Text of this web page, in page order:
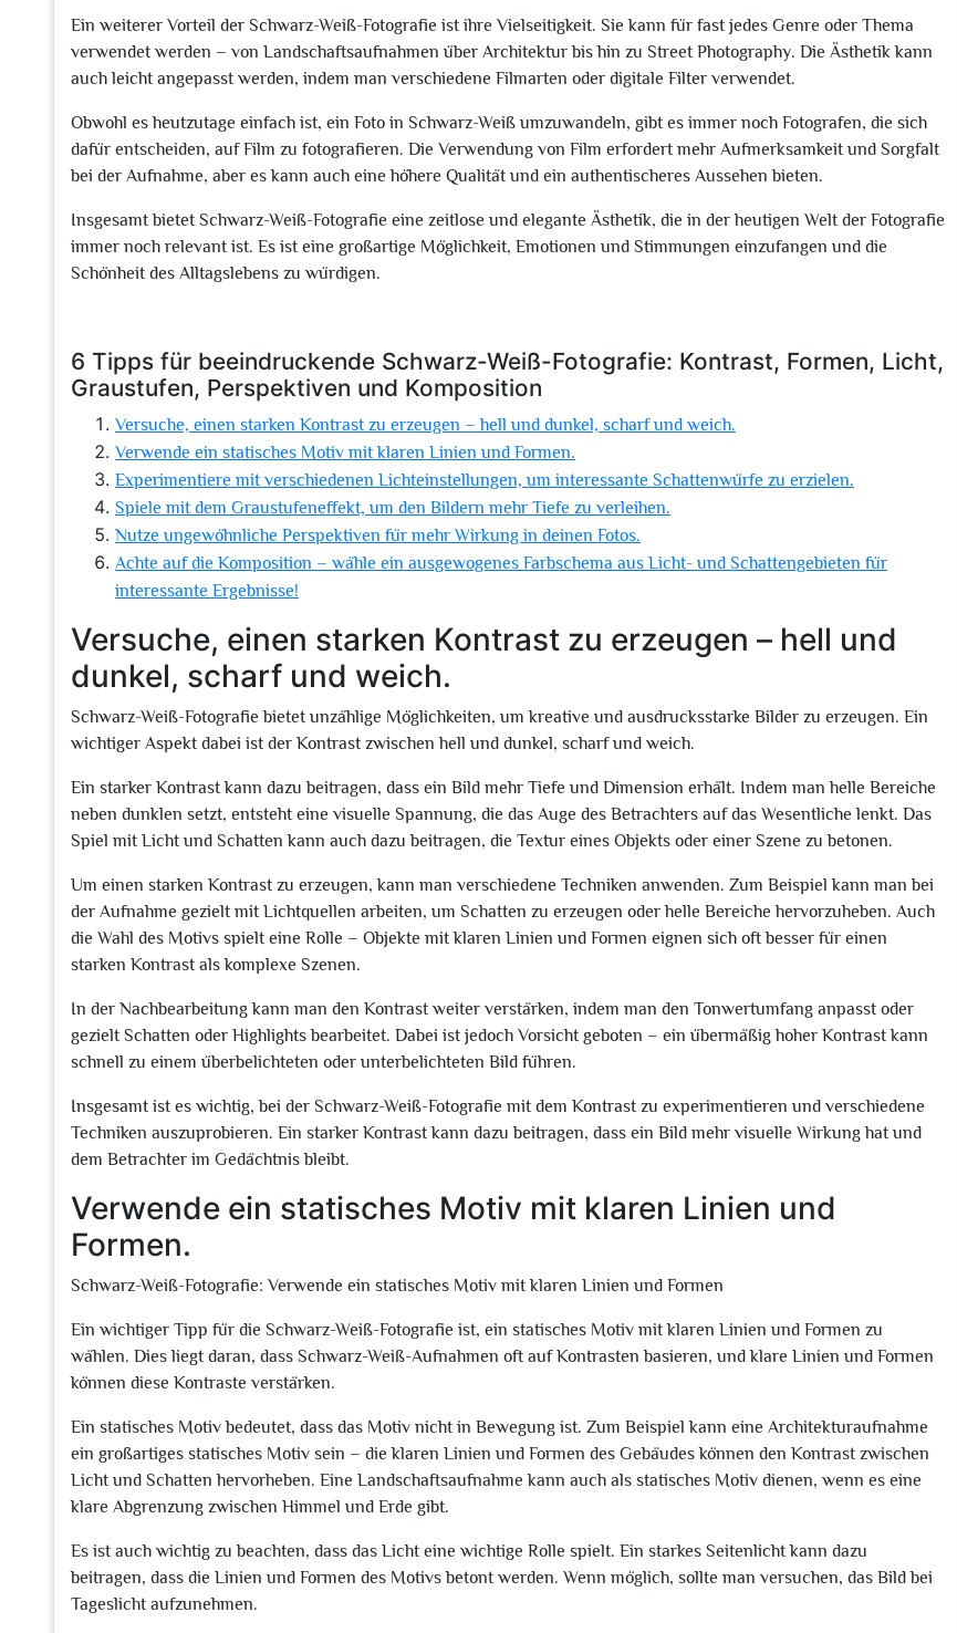
Ein weiterer Vorteil der Schwarz-Weiß-Fotografie ist ihre Vielseitigkeit. Sie kann für fast jedes Genre oder Thema
verwendet werden – von Landschaftsaufnahmen über Architektur bis hin zu Street Photography. Die Ästhetik kann
auch leicht angepasst werden, indem man verschiedene Filmarten oder digitale Filter verwendet.
Obwohl es heutzutage einfach ist, ein Foto in Schwarz-Weiß umzuwandeln, gibt es immer noch Fotografen, die sich
dafür entscheiden, auf Film zu fotografieren. Die Verwendung von Film erfordert mehr Aufmerksamkeit und Sorgfalt
bei der Aufnahme, aber es kann auch eine höhere Qualität und ein authentischeres Aussehen bieten.
Insgesamt bietet Schwarz-Weiß-Fotografie eine zeitlose und elegante Ästhetik, die in der heutigen Welt der Fotografie
immer noch relevant ist. Es ist eine großartige Möglichkeit, Emotionen und Stimmungen einzufangen und die
Schönheit des Alltagslebens zu würdigen.
6 Tipps für beeindruckende Schwarz-Weiß-Fotografie: Kontrast, Formen, Licht,
Graustufen, Perspektiven und Komposition
Versuche, einen starken Kontrast zu erzeugen – hell und dunkel, scharf und weich.
Verwende ein statisches Motiv mit klaren Linien und Formen.
Experimentiere mit verschiedenen Lichteinstellungen, um interessante Schattenwürfe zu erzielen.
Spiele mit dem Graustufeneffekt, um den Bildern mehr Tiefe zu verleihen.
Nutze ungewöhnliche Perspektiven für mehr Wirkung in deinen Fotos.
Achte auf die Komposition – wähle ein ausgewogenes Farbschema aus Licht- und Schattengebieten für
interessante Ergebnisse!
Versuche, einen starken Kontrast zu erzeugen – hell und
dunkel, scharf und weich.
Schwarz-Weiß-Fotografie bietet unzählige Möglichkeiten, um kreative und ausdrucksstarke Bilder zu erzeugen. Ein
wichtiger Aspekt dabei ist der Kontrast zwischen hell und dunkel, scharf und weich.
Ein starker Kontrast kann dazu beitragen, dass ein Bild mehr Tiefe und Dimension erhält. Indem man helle Bereiche
neben dunklen setzt, entsteht eine visuelle Spannung, die das Auge des Betrachters auf das Wesentliche lenkt. Das
Spiel mit Licht und Schatten kann auch dazu beitragen, die Textur eines Objekts oder einer Szene zu betonen.
Um einen starken Kontrast zu erzeugen, kann man verschiedene Techniken anwenden. Zum Beispiel kann man bei
der Aufnahme gezielt mit Lichtquellen arbeiten, um Schatten zu erzeugen oder helle Bereiche hervorzuheben. Auch
die Wahl des Motivs spielt eine Rolle – Objekte mit klaren Linien und Formen eignen sich oft besser für einen
starken Kontrast als komplexe Szenen.
In der Nachbearbeitung kann man den Kontrast weiter verstärken, indem man den Tonwertumfang anpasst oder
gezielt Schatten oder Highlights bearbeitet. Dabei ist jedoch Vorsicht geboten – ein übermäßig hoher Kontrast kann
schnell zu einem überbelichteten oder unterbelichteten Bild führen.
Insgesamt ist es wichtig, bei der Schwarz-Weiß-Fotografie mit dem Kontrast zu experimentieren und verschiedene
Techniken auszuprobieren. Ein starker Kontrast kann dazu beitragen, dass ein Bild mehr visuelle Wirkung hat und
dem Betrachter im Gedächtnis bleibt.
Verwende ein statisches Motiv mit klaren Linien und
Formen.
Schwarz-Weiß-Fotografie: Verwende ein statisches Motiv mit klaren Linien und Formen
Ein wichtiger Tipp für die Schwarz-Weiß-Fotografie ist, ein statisches Motiv mit klaren Linien und Formen zu
wählen. Dies liegt daran, dass Schwarz-Weiß-Aufnahmen oft auf Kontrasten basieren, und klare Linien und Formen
können diese Kontraste verstärken.
Ein statisches Motiv bedeutet, dass das Motiv nicht in Bewegung ist. Zum Beispiel kann eine Architekturaufnahme
ein großartiges statisches Motiv sein – die klaren Linien und Formen des Gebäudes können den Kontrast zwischen
Licht und Schatten hervorheben. Eine Landschaftsaufnahme kann auch als statisches Motiv dienen, wenn es eine
klare Abgrenzung zwischen Himmel und Erde gibt.
Es ist auch wichtig zu beachten, dass das Licht eine wichtige Rolle spielt. Ein starkes Seitenlicht kann dazu
beitragen, dass die Linien und Formen des Motivs betont werden. Wenn möglich, sollte man versuchen, das Bild bei
Tageslicht aufzunehmen.